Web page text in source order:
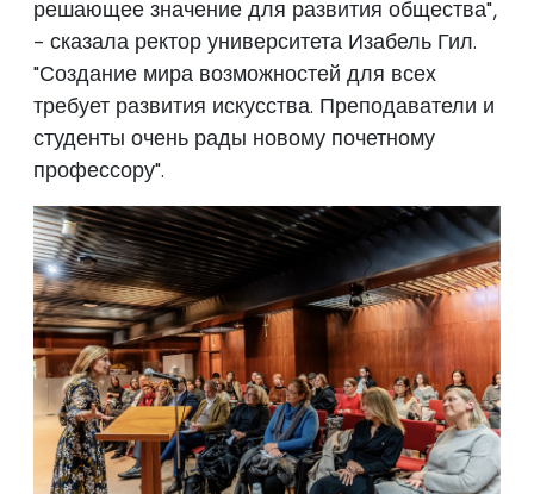
решающее значение для развития общества",
- сказала ректор университета Изабель Гил.
"Создание мира возможностей для всех
требует развития искусства. Преподаватели и
студенты очень рады новому почетному
профессору".